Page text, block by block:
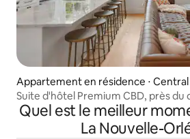
Appartement en résidence ⋅ Central
District
Suite d'hôtel Premium CBD, près du
Quel est le meilleur
La Nouvelle-